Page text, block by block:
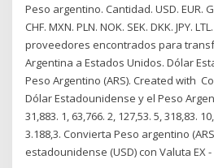
Peso argentino. Cantidad. USD. EUR.
CHF. MXN. PLN. NOK. SEK. DKK. JPY.
proveedores encontrados para
Argentina a Estados Unidos. Dólar
Peso Argentino (ARS). Created with
Dólar Estadounidense y el Peso
31,883. 1, 63,766. 2, 127,53. 5, 318,83.
3.188,3. Convierta Peso argentino
estadounidense (USD) con Valuta EX